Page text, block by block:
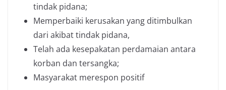
tindak pidana;
Memperbaiki kerusakan yang ditimbulkan
dari akibat tindak pidana,
Telah ada kesepakatan perdamaian antara
korban dan tersangka;
Masyarakat merespon positif